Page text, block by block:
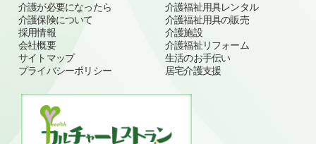
介護が必要になったら
介護保険について
採用情報
会社概要
サイトマップ
プライバシーポリシー
介護福祉用具レンタル
介護福祉用具の販売
介護施設
介護福祉リフォーム
生活のお手伝い
居宅介護支援